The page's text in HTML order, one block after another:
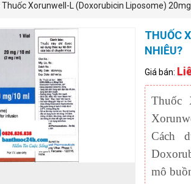
Thuốc Xorunwell-L (Doxorubicin Liposome)
THUỐC
NHIÊU?
Giá bán:
Thuốc
Cách
mô